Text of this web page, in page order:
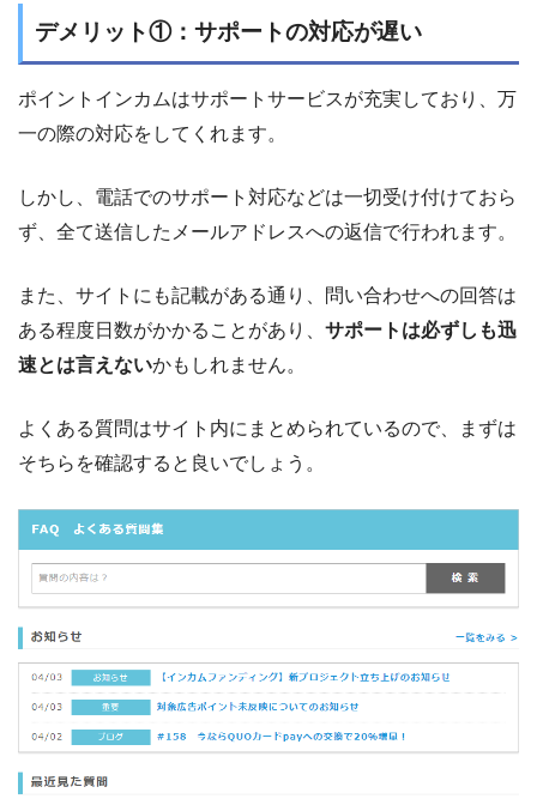
デメリット①：サポートの対応が遅い
ポイントインカムはサポートサービスが充実しており、万
一の際の対応をしてくれます。
しかし、電話でのサポート対応などは一切受け付けておら
ず、全て送信したメールアドレスへの返信で行われます。
また、サイトにも記載がある通り、問い合わせへの回答は
ある程度日数がかかることがあり、 サポートは必ずしも迅
速とは言えないかもしれません。
よくある質問はサイト内にまとめられているので、まずは
そちらを確認すると良いでしょう。